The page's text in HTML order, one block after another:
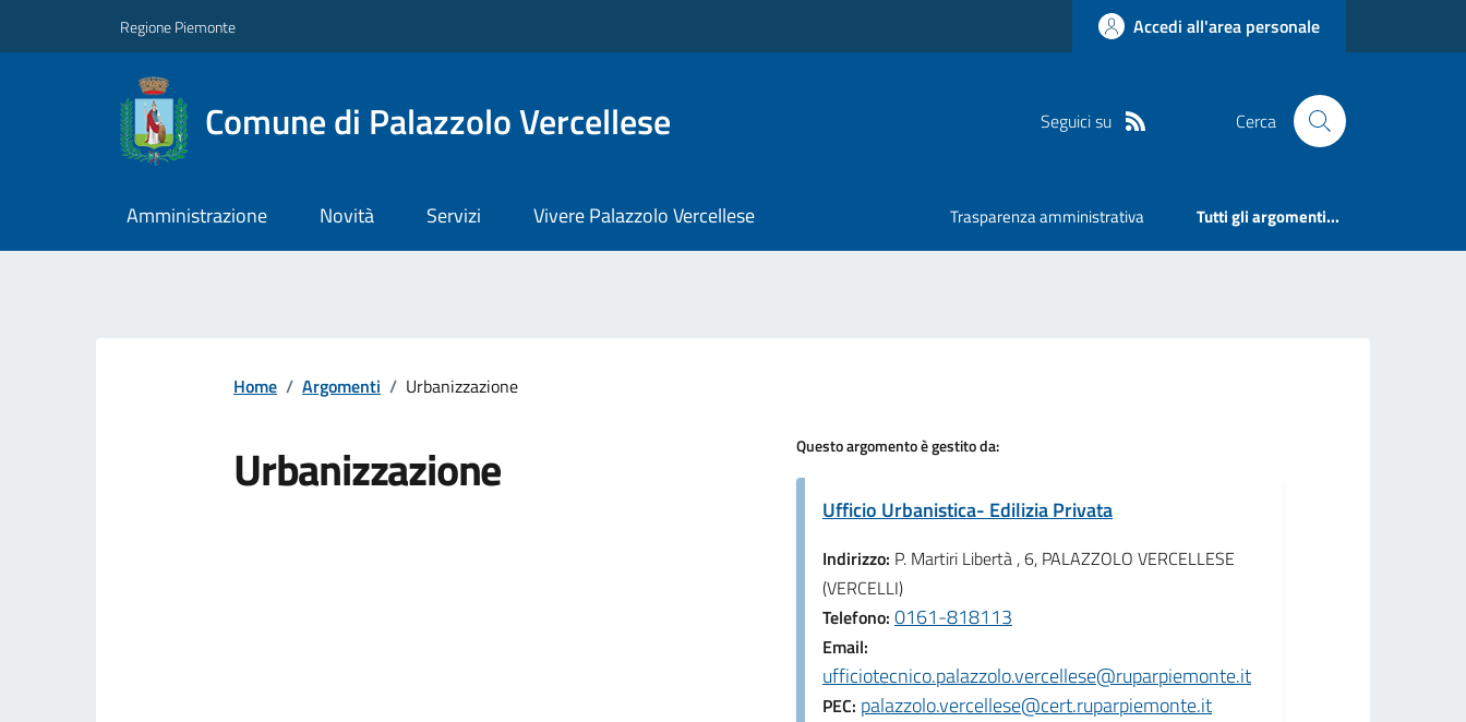
Regione Piemonte Accedi all'area personale
Comune di Palazzolo Vercellese Seguici su Cerca
Amministrazione Novità Servizi Vivere Palazzolo Vercellese Trasparenza amministrativa Tutti gli argomenti...
Home / Argomenti / Urbanizzazione
Urbanizzazione Questo argomento è gestito da:
Ufficio Urbanistica- Edilizia Privata
Indirizzo: P. Martiri Libertà , 6, PALAZZOLO VERCELLESE
(VERCELLI)
Telefono: 0161-818113
Email:
ufficiotecnico.palazzolo.vercellese@ruparpiemonte.it
PEC: palazzolo.vercellese@cert.ruparpiemonte.it